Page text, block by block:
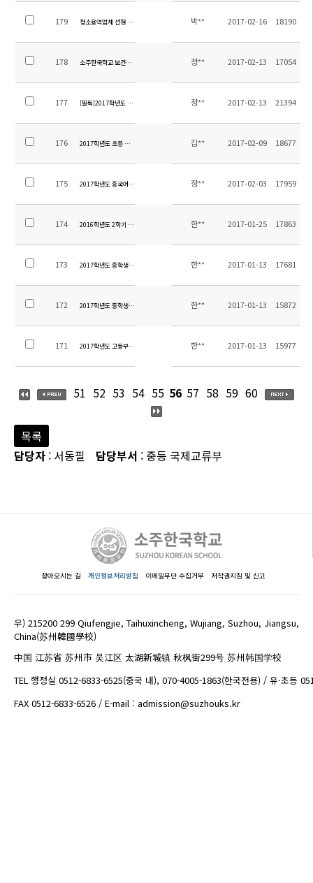
179 청소용역업체 선정 공고 박** 2017-02-16 18190
178 소주한국학교 보건교사(校醫) 채용공고 정** 2017-02-13 17054
177 [필독]2017학년도 1학기 소주한국학교 통학버스노선 안내
정** 2017-02-13 21394
176 2017학년도 초등 영어교재 안내 김** 2017-02-09 18677
175 2017학년도 중국어 원어민 교사 채용 공고 정** 2017-02-03 17959
174 2016학년도 2학기 학교만족도 조사 결과 한** 2017-01-25 17863
173 2017학년도 중학생 영어과 레벨 3,4 교재 안내한** 2017-01-13 17681
172 2017학년도 중학생 영어과 1,2 레벨 교재 안내한** 2017-01-13 15872
171 2017학년도 고등부 11,12학년 영어과 교재 안내
한** 2017-01-13 15977
51 52 53 54 55 56 57 58 59 60
목록
담당자 : 서동필 담당부서 : 중등 국제교류부
찾아오시는 길 개인정보처리방침 이메일무단 수집거부 저작권지침 및 신고
우) 215200 299 Qiufengjie, Taihuxincheng, Wujiang, Suzhou, Jiangsu,
China(苏州韓國學校)
中国 江苏省 苏州市 吴江区 太湖新城镇 秋枫街299号 苏州韩国学校
TEL 행정실 0512-6833-6525(중국 내), 070-4005-1863(한국전용) / 유·초등
FAX 0512-6833-6526 / E-mail : admission@suzhouks.kr